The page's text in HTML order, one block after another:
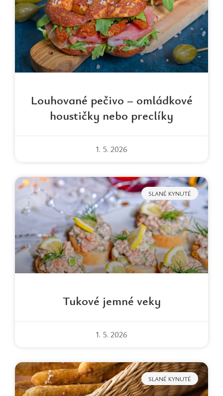
Louhované pečivo – omládkové
houstičky nebo preclíky
1. 5. 2026
SLANÉ KYNUTÉ
Tukové jemné veky
1. 5. 2026
SLANÉ KYNUTÉ